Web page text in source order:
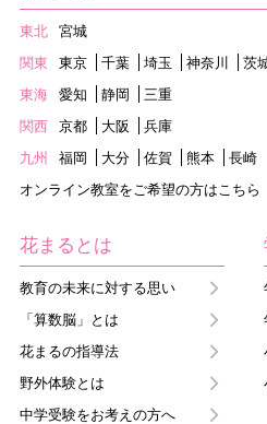
東北
宮城
関東
東京 千葉 埼玉 神奈川 茨
東海
愛知 静岡
三重
関西
京都 大阪
兵庫
九州
福岡 大分 佐賀 熊本
長崎
オンライン教室をご希望の方はこちら
花まるとは
教育の未来に対する思い
「算数脳」とは
花まるの指導法
野外体験とは
中学受験をお考えの方へ